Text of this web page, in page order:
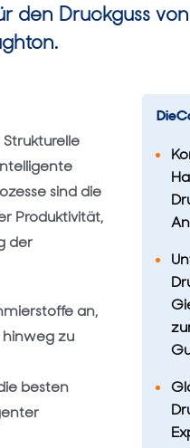
den Druckguss von
sind die
Produktivität,
der
an,
zu
besten